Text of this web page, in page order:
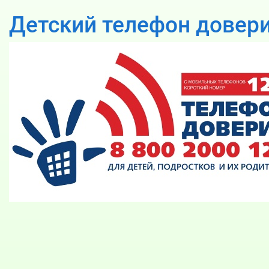
Детский телефон